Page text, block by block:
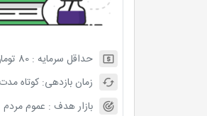
حداقل سرمایه :80
زمان بازدهی:کوتاه مدت
بازار هدف : عموم مردم